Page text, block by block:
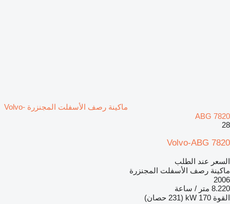
ماكينة رصف الأسفلت المجنزرة Volvo-
ABG 7820
28
Volvo-ABG 7820
السعر عند الطلب
ماكينة رصف الأسفلت المجنزرة
2006
8.220 متر / ساعة
القوة 170 kW (231 حصان)